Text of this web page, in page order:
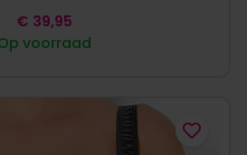
voorraad
€ 39,95